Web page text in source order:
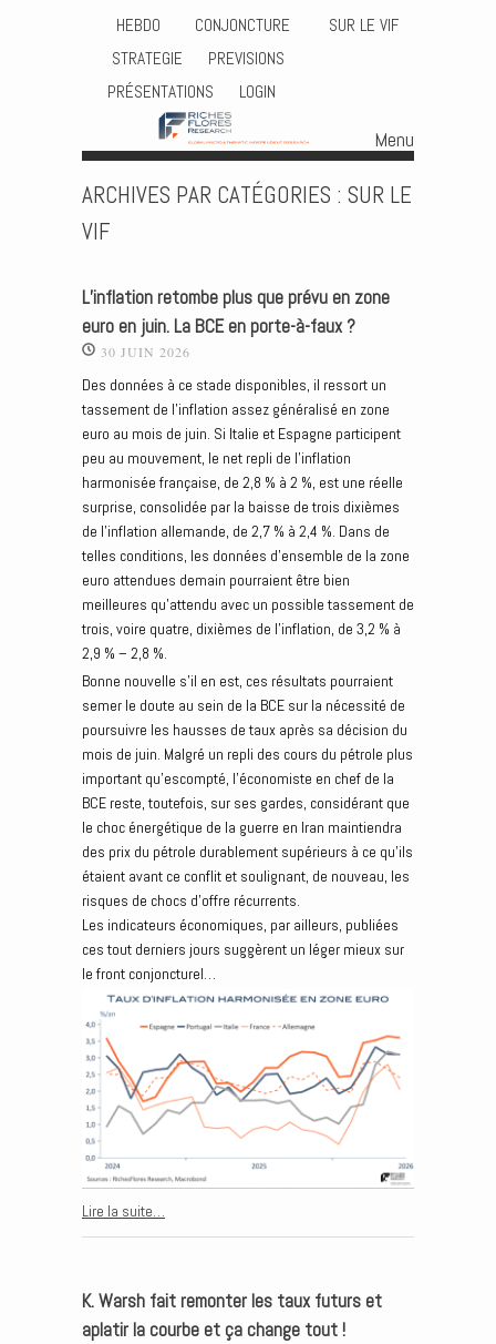
HEBDO CONJONCTURE
SUR LE VIF
STRATEGIE
PREVISIONS
PRÉSENTATIONS
LOGIN
Menu
ARCHIVES PAR CATÉGORIES : SUR LE
VIF
L’inflation retombe plus que prévu en zone
euro en juin. La BCE en porte-à-faux ?
30 JUIN 2026
Des données à ce stade disponibles, il ressort un
tassement de l’inflation assez généralisé en zone
euro au mois de juin. Si Italie et Espagne participent
peu au mouvement, le net repli de l’inflation
harmonisée française, de 2,8 % à 2 %, est une réelle
surprise, consolidée par la baisse de trois dixièmes
de l’inflation allemande, de 2,7 % à 2,4 %. Dans de
telles conditions, les données d’ensemble de la zone
euro attendues demain pourraient être bien
meilleures qu’attendu avec un possible tassement de
trois, voire quatre, dixièmes de l’inflation, de 3,2 % à
2,9 % – 2,8 %.
Bonne nouvelle s’il en est, ces résultats pourraient
semer le doute au sein de la BCE sur la nécessité de
poursuivre les hausses de taux après sa décision du
mois de juin. Malgré un repli des cours du pétrole plus
important qu’escompté, l’économiste en chef de la
BCE reste, toutefois, sur ses gardes, considérant que
le choc énergétique de la guerre en Iran maintiendra
des prix du pétrole durablement supérieurs à ce qu’ils
étaient avant ce conflit et soulignant, de nouveau, les
risques de chocs d’offre récurrents.
Les indicateurs économiques, par ailleurs, publiées
ces tout derniers jours suggèrent un léger mieux sur
le front conjoncturel…
Lire la suite…
K. Warsh fait remonter les taux futurs et
aplatir la courbe et ça change tout !